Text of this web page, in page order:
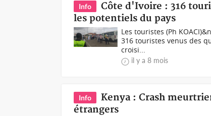
Info
Côte d'Ivoire : 316
les potentiels du pays
Les touristes (Ph
316 touristes venus des
croisi...
il y a 8 mois
Info
Kenya : Crash
étrangers